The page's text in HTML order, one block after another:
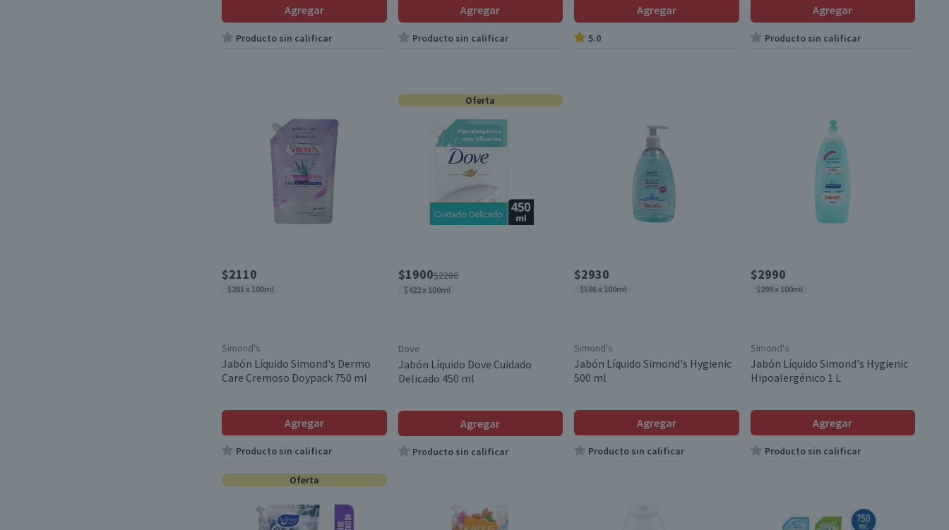
Agregar
Producto sin calificar
Agregar
Producto sin calificar
Agregar
5.0
Agregar
Producto sin calificar
$2110
$281 x 100ml
Simond's
Jabón Líquido Simond's Dermo
Care Cremoso Doypack 750 ml
Agregar
Producto sin calificar
Oferta
$1900$2280
$422 x 100ml
Dove
Jabón Líquido Dove Cuidado
Delicado 450 ml
Agregar
Producto sin calificar
$2930
$586 x 100ml
Simond's
Jabón Líquido Simond's Hygienic
500 ml
Agregar
Producto sin calificar
$2990
$299 x 100ml
Simond's
Jabón Líquido Simond's Hygienic
Hipoalergénico 1 L
Agregar
Producto sin calificar
Oferta